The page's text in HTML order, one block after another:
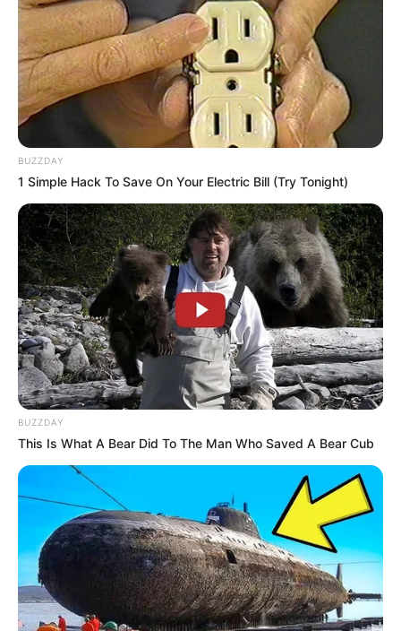
Serem! 9 Chat Ojek Online &
Pelanggan Ini Bikin Auto
Merinding
Bikin Ngakak, 10 Potret
Cosplay Murah Pakai Bahan
Seadanya
BUZZDAY
1 Simple Hack To Save On Your Electric Bill (Try Tonight)
BUZZDAY
This Is What A Bear Did To The Man Who Saved A Bear Cub